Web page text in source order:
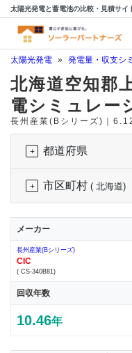
太陽光発電と蓄電池の比較・見積サイ
太陽光発電 » 発電量・収支シ
北海道空知郡
電シミュレー
長州産業(Bシリーズ)｜
都道府県
市区町村 ( 北海道)
メーカー
長州産業(Bシリーズ)
CIC
( CS-340B81)
回収年数
10.46年